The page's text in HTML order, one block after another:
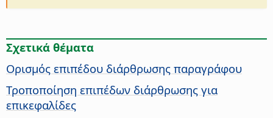
Σχετικά θέματα
Ορισμός επιπέδου διάρθρωσης παραγράφου
Τροποποίηση επιπέδων διάρθρωσης για
επικεφαλίδες